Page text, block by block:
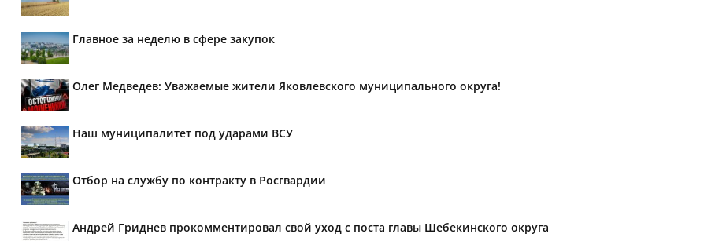
Главное за неделю в сфере закупок
Олег Медведев: Уважаемые жители Яковлевского муниципального округа!
Наш муниципалитет под ударами ВСУ
Отбор на службу по контракту в Росгвардии
Андрей Гриднев прокомментировал свой уход с поста главы Шебекинского округа